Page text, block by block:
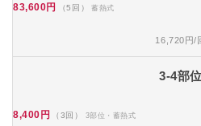
83,600円 （5回） 蓄熱式
16,720円/
3-4部位
8,400円 （3回） 3部位・蓄熱式